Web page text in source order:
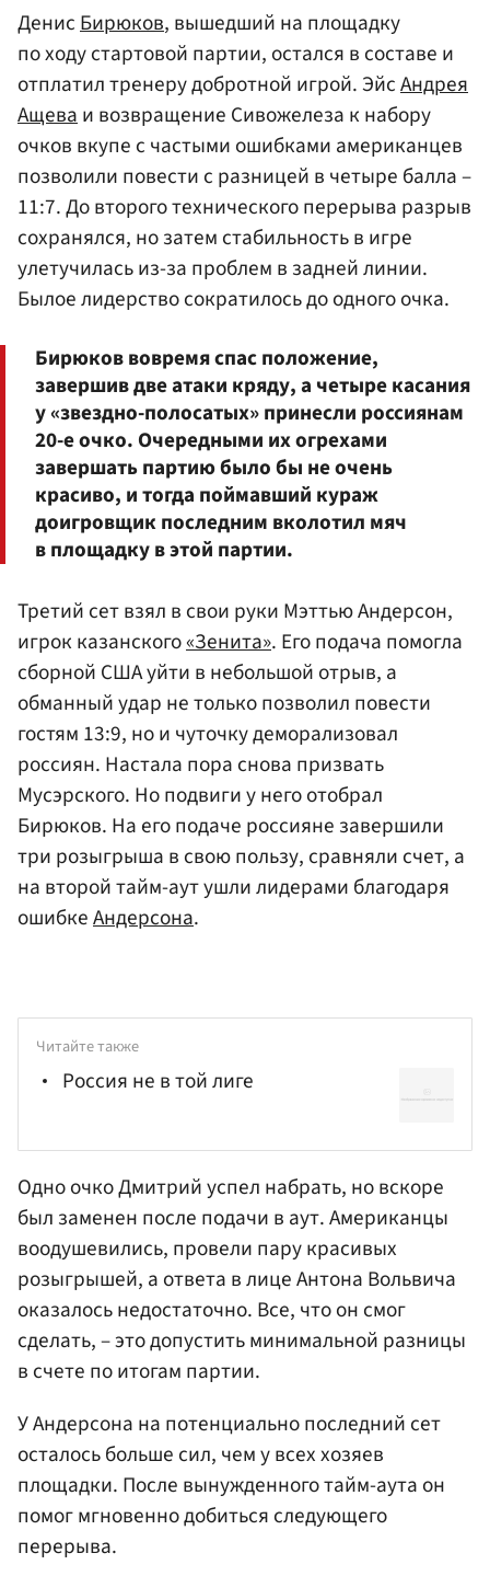
Денис Бирюков, вышедший на площадку
по ходу стартовой партии, остался в составе и
отплатил тренеру добротной игрой. ЭйсАндрея
Ащева и возвращение Сивожелеза к набору
очков вкупе с частыми ошибками американцев
позволили повести с разницей в четыре балла –
11:7. До второго технического перерыва разрыв
сохранялся, но затем стабильность в игре
улетучилась из-за проблем в задней линии.
Былое лидерство сократилось до одного очка.
Бирюков вовремя спас положение,
завершив две атаки кряду, а четыре касания
у «звездно-полосатых» принесли россиянам
20-е очко. Очередными их огрехами
завершать партию было бы не очень
красиво, и тогда поймавший кураж
доигровщик последним вколотил мяч
в площадку в этой партии.
Третий сет взял в свои руки Мэттью Андерсон,
игрок казанского«Зенита». Его подача помогла
сборной США уйти в небольшой отрыв, а
обманный удар не только позволил повести
гостям 13:9, но и чуточку деморализовал
россиян. Настала пора снова призвать
Мусэрского. Но подвиги у него отобрал
Бирюков. На его подаче россияне завершили
три розыгрыша в свою пользу, сравняли счет, а
на второй тайм-аут ушли лидерами благодаря
ошибкеАндерсона.
Читайте также
Россия не в той лиге
Одно очко Дмитрий успел набрать, но вскоре
был заменен после подачи в аут. Американцы
воодушевились, провели пару красивых
розыгрышей, а ответа в лице Антона Вольвича
оказалось недостаточно. Все, что он смог
сделать, – это допустить минимальной разницы
в счете по итогам партии.
У Андерсона на потенциально последний сет
осталось больше сил, чем у всех хозяев
площадки. После вынужденного тайм-аута он
помог мгновенно добиться следующего
перерыва.